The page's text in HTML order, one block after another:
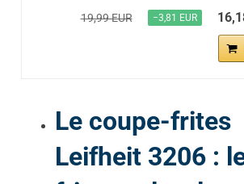
19,99 EUR −3,81 EUR
Le coupe-frites
Leifheit 3206 :